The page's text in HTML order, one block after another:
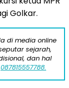
Golkar.
di media online
sejarah,
dan hal
087815557788.